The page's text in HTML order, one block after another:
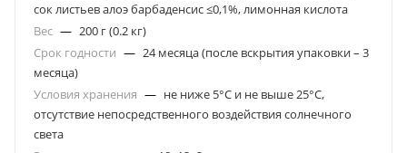
сок листьев алоэ барбаденсис ≤0,1%, лимонная кислота
Вес — 200 г (0.2 кг)
Срок годности — 24 месяца (после вскрытия упаковки – 3
месяца)
Условия хранения — не ниже 5°С и не выше 25°С,
отсутствие непосредственного воздействия солнечного
света